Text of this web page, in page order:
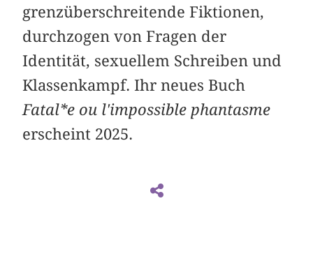
grenzüberschreitende Fiktionen,
durchzogen von Fragen der
Identität, sexuellem Schreiben und
Klassenkampf. Ihr neues Buch
Fatal*e ou l'impossible phantasme
erscheint 2025.